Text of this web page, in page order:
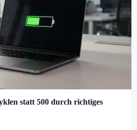
statt 500 durch richtiges